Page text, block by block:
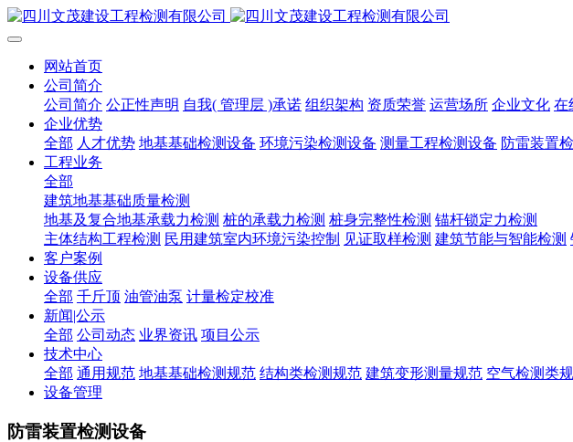
网站首页
公司简介
公司简介 公正性声明 自我( 管理层 )承诺 组织架构 资质荣誉 运营场所 企业文化 在
企业优势
全部 人才优势 地基基础检测设备 环境污染检测设备 测量工程检测设备 防雷装置
工程业务
全部
建筑地基基础质量检测
地基及复合地基承载力检测 桩的承载力检测 桩身完整性检测 锚杆锁定力检测
主体结构工程检测 民用建筑室内环境污染控制 见证取样检测 建筑节能与智能检测
客户案例
设备供应
全部 千斤顶 油管油泵 计量检定校准
新闻|公示
全部 公司动态 业界资讯 项目公示
技术中心
全部 通用规范 地基基础检测规范 结构类检测规范 建筑变形测量规范 空气检测类
设备管理
防雷装置检测设备